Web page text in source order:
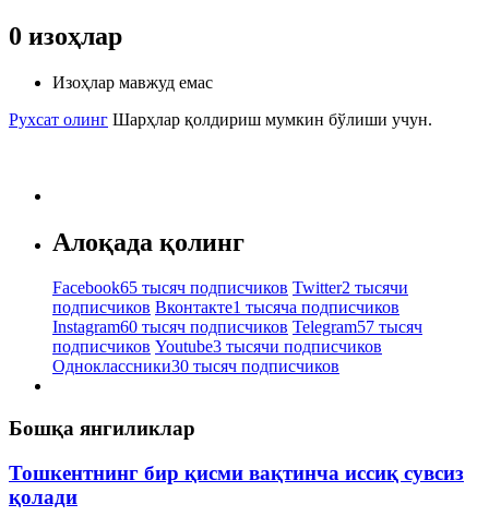
0 изоҳлар
Изоҳлар мавжуд емас
Рухсат олинг Шарҳлар қолдириш мумкин бўлиши учун.
Алоқада қолинг
Facebook65 тысяч подписчиков Twitter2 тысячи
подписчиков Вконтакте1 тысяча подписчиков
Instagram60 тысяч подписчиков Telegram57 тысяч
подписчиков Youtube3 тысячи подписчиков
Одноклассники30 тысяч подписчиков
Бошқа янгиликлар
Тошкентнинг бир қисми вақтинча иссиқ сувсиз
қолади